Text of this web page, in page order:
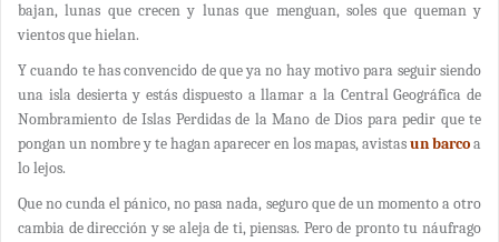
bajan, lunas que crecen y lunas que menguan, soles que queman y
vientos que hielan.
Y cuando te has convencido de que ya no hay motivo para seguir siendo
una isla desierta y estás dispuesto a llamar a la Central Geográfica de
Nombramiento de Islas Perdidas de la Mano de Dios para pedir que te
pongan un nombre y te hagan aparecer en los mapas, avistasun barcoa
lo lejos.
Que no cunda el pánico, no pasa nada, seguro que de un momento a otro
cambia de dirección y se aleja de ti, piensas. Pero de pronto tu náufrago